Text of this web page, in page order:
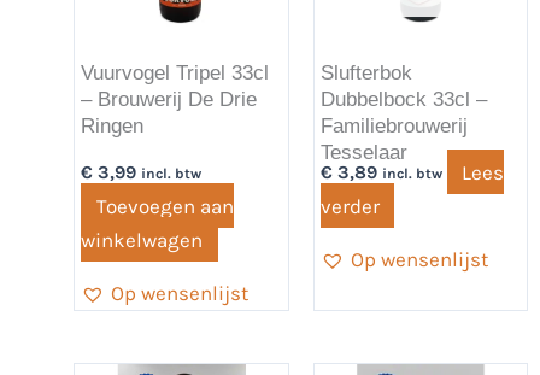
Vuurvogel Tripel 33cl
– Brouwerij De Drie
Ringen
€ 3,99 incl. btw
Toevoegen aan
winkelwagen
Op wensenlijst
Slufterbok
Dubbelbock 33cl –
Familiebrouwerij
Tesselaar
€3,89 incl. btw
Lees
verder
Op wensenlijst